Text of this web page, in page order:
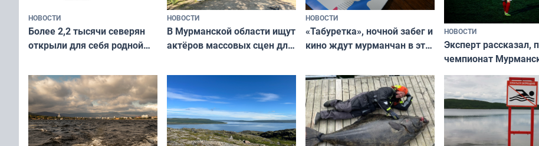
НОВОСТИ
Более 2,2 тысячи северян
открыли для себя родной
«Туризм для своих»
НОВОСТИ
В Мурманской области ищут
актёров массовых сцен для
короткометражном фильме
НОВОСТИ
«Табуретка», ночной забег и
кино ждут мурманчан в эти
НОВОСТИ
Эксперт рассказал,
чемпионат
области по футболу
незамеченным